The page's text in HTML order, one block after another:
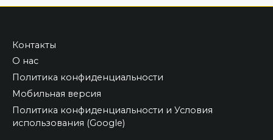
Контакты
О нас
Политика конфиденциальности
Мобильная версия
Политика конфиденциальности и Условия
использования (Google)